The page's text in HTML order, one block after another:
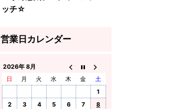
ッチ☆
2026年 8月
日
月 火 水 木 金
土
1
2
3 4 5 6 7
8